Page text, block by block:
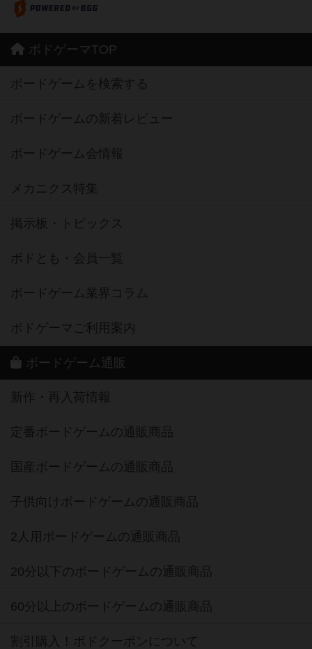
ボドゲーマTOP
ボードゲームを検索する
ボードゲームの新着レビュー
ボードゲーム会情報
メカニクス特集
掲示板・トピックス
ボドとも・会員一覧
ボードゲーム業界コラム
ボドゲーマご利用案内
ボードゲーム通販
新作・再入荷情報
定番ボードゲームの通販商品
国産ボードゲームの通販商品
子供向けボードゲームの通販商品
2人用ボードゲームの通販商品
20分以下のボードゲームの通販商品
60分以上のボードゲームの通販商品
割引購入！ボドクーポンについて